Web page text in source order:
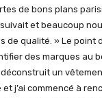
de bons plans
et beaucoup
de qualité. » Le point
des marques au
un
j’ai commencé à